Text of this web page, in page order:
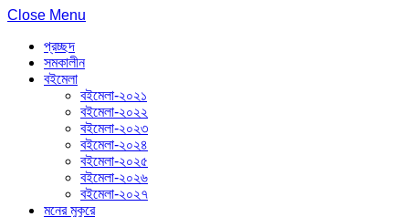
Close Menu
প্রচ্ছদ
সমকালীন
বইমেলা
বইমেলা-২০২১
বইমেলা-২০২২
বইমেলা-২০২৩
বইমেলা-২০২৪
বইমেলা-২০২৫
বইমেলা-২০২৬
বইমেলা-২০২৭
মনের মুকুরে